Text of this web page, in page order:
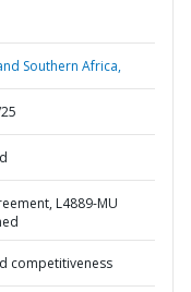
Southern Africa,
L4889-MU
competitiveness